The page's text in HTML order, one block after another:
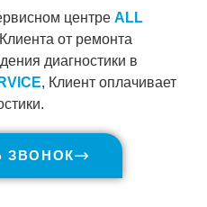
центре ALL
от ремонта
диагностики в
, Клиент оплачивает
ЗВОНОК